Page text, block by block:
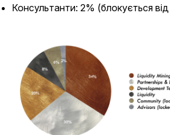
Консультанти: 2% (блокується